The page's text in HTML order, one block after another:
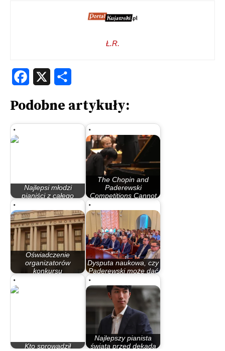
Ł.R.
Facebook
Podobne artykuły:
Najlepsi młodzi
pianiści z całego
The Chopin and
Paderewski
Competitions Cannot
Oświadczenie
organizatorów
konkursu
Dysputa naukowa, czy
Paderewski może dać
Kto sprowadził
Najlepszy pianista
świata przed dekadą